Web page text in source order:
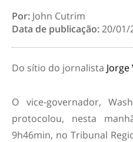
Por: John Cutrim
Data de publicação:20/01/
Do sítio do jornalista Jorge
O vice-governador,
protocolou, nesta
9h46min, no Tribunal